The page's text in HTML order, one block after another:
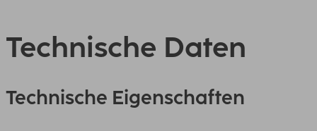
Technische Daten
Technische Eigenschaften